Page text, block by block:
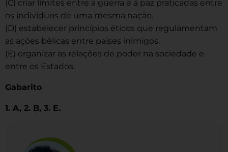
(C) criar limites entre a guerra e a paz praticadas entre
os indivíduos de uma mesma nação.
(D) estabelecer princípios éticos que regulamentam
as ações bélicas entre países inimigos.
(E) organizar as relações de poder na sociedade e
entre os Estados.
Gabarito
1. A, 2. B, 3. E.